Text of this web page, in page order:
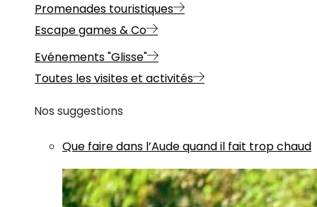
Promenades touristiques
Escape games & Co
Evénements "Glisse"
Toutes les visites et activités
Nos suggestions
Que faire dans l’Aude quand il fait trop chaud